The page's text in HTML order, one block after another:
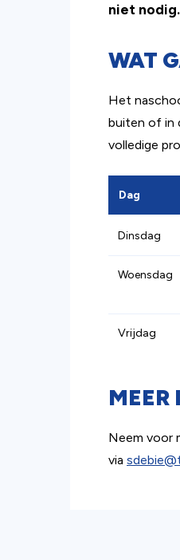
niet nodig.
WAT
Het
buiten of in
volledige
Dag
Dinsdag
Woensdag
Vrijdag
MEER
Neem voor
via